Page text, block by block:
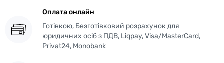
Оплата онлайн
Готівкою, Безготівковий розрахунок для
юридичних осіб з ПДВ, Liqpay, Visa/MasterCard,
Privat24, Monobank